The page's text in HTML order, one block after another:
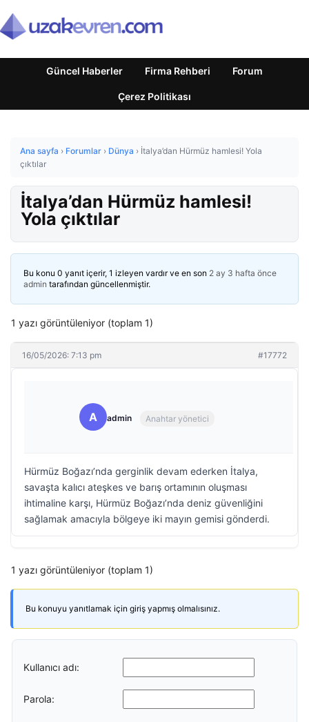
Güncel Haberler Firma Rehberi Forum
Çerez Politikası
Ana sayfa › Forumlar › Dünya › İtalya’dan Hürmüz hamlesi! Yola
çıktılar
İtalya’dan Hürmüz hamlesi!
Yola çıktılar
Bu konu 0 yanıt içerir, 1 izleyen vardır ve en son 2 ay 3 hafta önce
admin tarafından güncellenmiştir.
1 yazı görüntüleniyor (toplam 1)
16/05/2026: 7:13 pm #17772
A admin Anahtar yönetici
Hürmüz Boğazı’nda gerginlik devam ederken İtalya,
savaşta kalıcı ateşkes ve barış ortamının oluşması
ihtimaline karşı, Hürmüz Boğazı’nda deniz güvenliğini
sağlamak amacıyla bölgeye iki mayın gemisi gönderdi.
1 yazı görüntüleniyor (toplam 1)
Bu konuyu yanıtlamak için giriş yapmış olmalısınız.
Kullanıcı adı:
Parola: